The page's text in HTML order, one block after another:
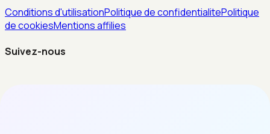
Conditions d'utilisationPolitique de confidentialitePolitique
de cookiesMentions affilies
Suivez-nous